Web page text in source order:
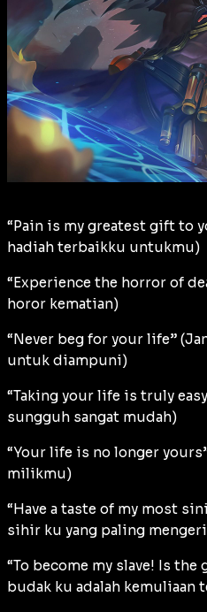
“Pain is my greatest gift to
hadiah terbaikku untukmu)
“Experience the horror of
horor kematian)
“Never beg for your life”
untuk diampuni)
“Taking your life is truly
sungguh sangat mudah)
“Your life is no longer
milikmu)
“Have a taste of my most
sihir ku yang paling
“To become my slave! Is the
budak ku adalah kemuliaan